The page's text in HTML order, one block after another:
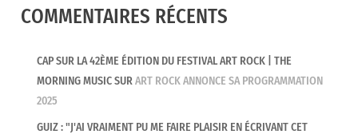
COMMENTAIRES RÉCENTS
CAP SUR LA 42ÈME ÉDITION DU FESTIVAL ART ROCK | THE
MORNING MUSICSURART ROCK ANNONCE SA PROGRAMMATION
2025
GUIZ : "J'AI VRAIMENT PU ME FAIRE PLAISIR EN ÉCRIVANT CET